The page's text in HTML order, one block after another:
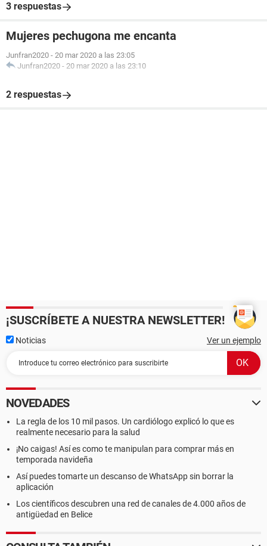
3 respuestas
Mujeres pechugona me encanta
Junfran2020 - 20 mar 2020 a las 23:05
Junfran2020 - 20 mar 2020 a las 23:10
2 respuestas
¡SUSCRÍBETE A NUESTRA NEWSLETTER!
Noticias Ver un ejemplo
NOVEDADES
La regla de los 10 mil pasos. Un cardiólogo explicó lo que es
realmente necesario para la salud
¡No caigas! Así es como te manipulan para comprar más en
temporada navideña
Así puedes tomarte un descanso de WhatsApp sin borrar la
aplicación
Los científicos descubren una red de canales de 4.000 años de
antigüedad en Belice